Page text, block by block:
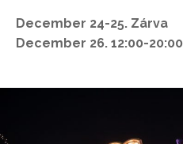
December 24-25. Zárva
December 26. 12:00-20:00